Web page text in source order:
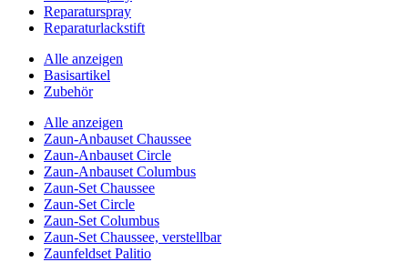
Reparaturspray
Reparaturlackstift
Alle anzeigen
Basisartikel
Zubehör
Alle anzeigen
Zaun-Anbauset Chaussee
Zaun-Anbauset Circle
Zaun-Anbauset Columbus
Zaun-Set Chaussee
Zaun-Set Circle
Zaun-Set Columbus
Zaun-Set Chaussee, verstellbar
Zaunfeldset Palitio